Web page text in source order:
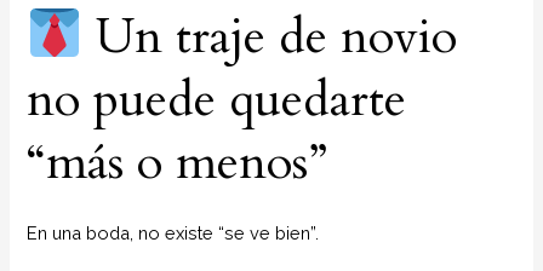
Un traje de novio
no puede quedarte
“más o menos”
En una boda, no existe “se ve bien”.